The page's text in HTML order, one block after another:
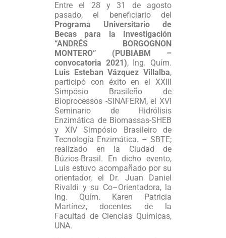
Entre el 28 y 31 de agosto
pasado, el beneficiario del
Programa Universitario de
Becas para la Investigación
“ANDRÉS BORGOGNON
MONTERO”
(PUBIABM –
convocatoria 2021), Ing. Quím.
Luis Esteban Vázquez Villalba,
participó con éxito en el XXIII
Simpósio Brasileño de
Bioprocessos -SINAFERM, el XVI
Seminario de Hidrólisis
Enzimática de Biomassas-SHEB
y XIV Simpósio Brasileiro de
Tecnología Enzimática. – SBTE;
realizado en la Ciudad de
Búzios-Brasil. En dicho evento,
Luis estuvo acompañado por su
orientador, el Dr. Juan Daniel
Rivaldi y su Co–Orientadora, la
Ing. Quím. Karen Patricia
Martínez, docentes de la
Facultad de Ciencias Químicas,
UNA.